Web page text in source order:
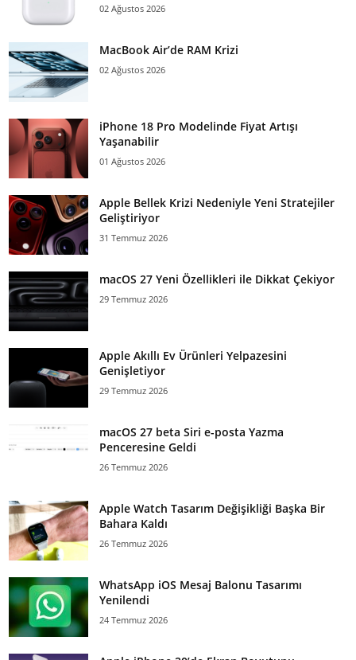
02 Ağustos 2026
MacBook Air’de RAM Krizi
02 Ağustos 2026
iPhone 18 Pro Modelinde Fiyat Artışı
Yaşanabilir
01 Ağustos 2026
Apple Bellek Krizi Nedeniyle Yeni Stratejiler
Geliştiriyor
31 Temmuz 2026
macOS 27 Yeni Özellikleri ile Dikkat Çekiyor
29 Temmuz 2026
Apple Akıllı Ev Ürünleri Yelpazesini
Genişletiyor
29 Temmuz 2026
macOS 27 beta Siri e-posta Yazma
Penceresine Geldi
26 Temmuz 2026
Apple Watch Tasarım Değişikliği Başka Bir
Bahara Kaldı
26 Temmuz 2026
WhatsApp iOS Mesaj Balonu Tasarımı
Yenilendi
24 Temmuz 2026